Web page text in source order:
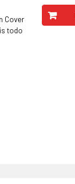
Cover
todo